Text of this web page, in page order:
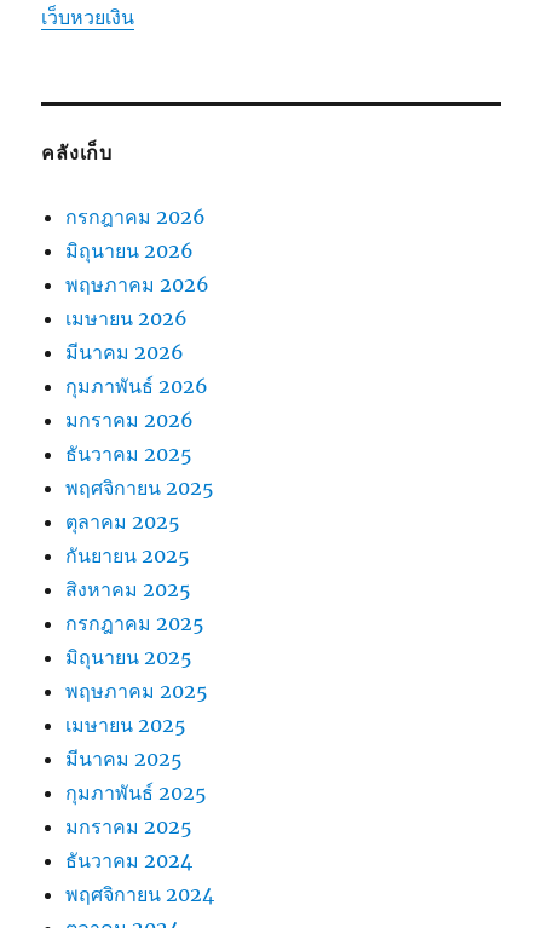
เว็บหวยเงิน
คลังเก็บ
กรกฎาคม 2026
มิถุนายน 2026
พฤษภาคม 2026
เมษายน 2026
มีนาคม 2026
กุมภาพันธ์ 2026
มกราคม 2026
ธันวาคม 2025
พฤศจิกายน 2025
ตุลาคม 2025
กันยายน 2025
สิงหาคม 2025
กรกฎาคม 2025
มิถุนายน 2025
พฤษภาคม 2025
เมษายน 2025
มีนาคม 2025
กุมภาพันธ์ 2025
มกราคม 2025
ธันวาคม 2024
พฤศจิกายน 2024